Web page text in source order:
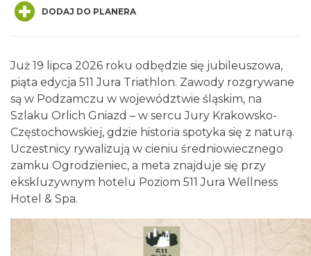
Podzamcze
0.21 km
Wieczór z Duchami na Zamku
Ogrodzieniec
Podzamcze
0.44 km
DODAJ DO PLANERA
Już 19 lipca 2026 roku odbędzie się jubileuszowa,
piąta edycja 511 Jura Triathlon. Zawody rozgrywane
są w Podzamczu w województwie śląskim, na
Szlaku Orlich Gniazd – w sercu Jury Krakowsko-
Częstochowskiej, gdzie historia spotyka się z naturą.
Uczestnicy rywalizują w cieniu średniowiecznego
zamku Ogrodzieniec, a meta znajduje się przy
ekskluzywnym hotelu Poziom 511 Jura Wellness
Hotel & Spa.